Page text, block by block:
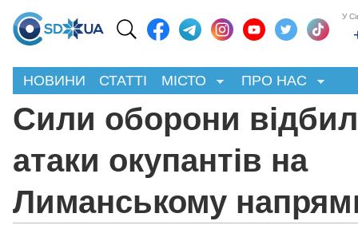
У
НОВИНИ СТАТТІ МІСТО ПРО НАС
Сили оборони
атаки окупантів на
Лиманському